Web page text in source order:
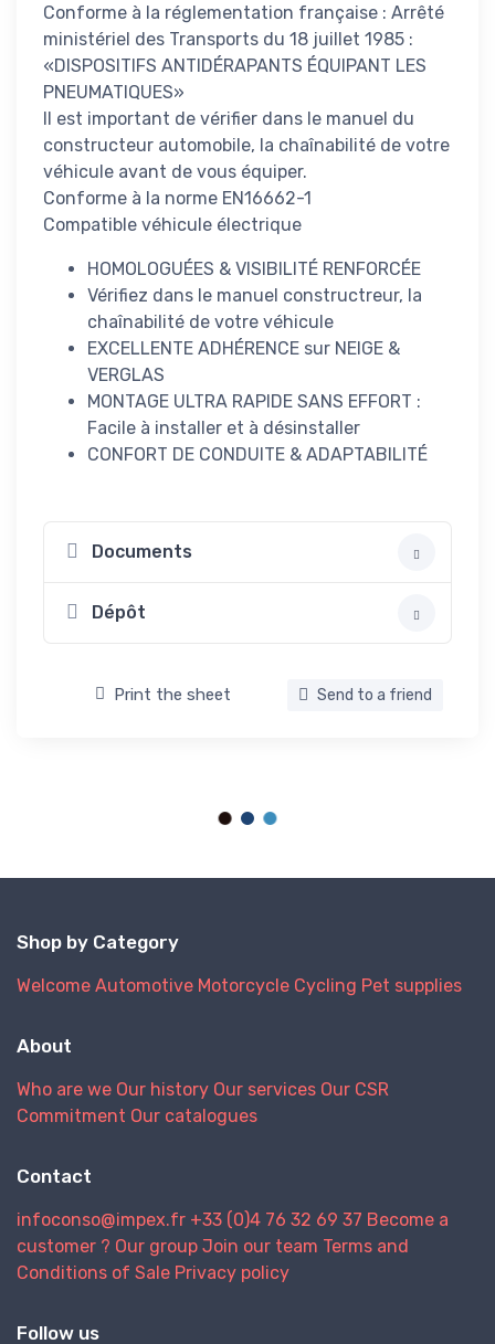
Conforme à la réglementation française : Arrêté
ministériel des Transports du 18 juillet 1985 :
«DISPOSITIFS ANTIDÉRAPANTS ÉQUIPANT LES
PNEUMATIQUES»
Il est important de vérifier dans le manuel du
constructeur automobile, la chaînabilité de votre
véhicule avant de vous équiper.
Conforme à la norme EN16662-1
Compatible véhicule électrique
HOMOLOGUÉES & VISIBILITÉ RENFORCÉE
Vérifiez dans le manuel constructreur, la
chaînabilité de votre véhicule
EXCELLENTE ADHÉRENCE sur NEIGE &
VERGLAS
MONTAGE ULTRA RAPIDE SANS EFFORT :
Facile à installer et à désinstaller
CONFORT DE CONDUITE & ADAPTABILITÉ
Documents
Dépôt
Print the sheet Send to a friend
Shop by Category
Welcome Automotive Motorcycle Cycling Pet supplies
About
Who are we Our history Our services Our CSR
Commitment Our catalogues
Contact
infoconso@impex.fr +33 (0)4 76 32 69 37 Become a
customer ? Our group Join our team Terms and
Conditions of Sale Privacy policy
Follow us